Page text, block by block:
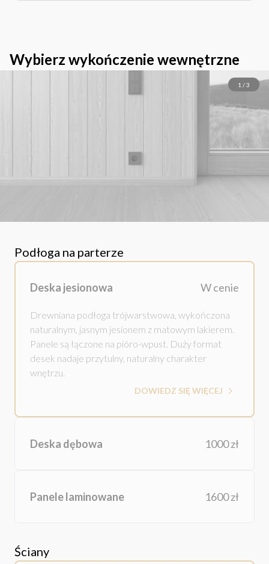
Wybierz wykończenie wewnętrzne
1 / 3
Podłoga na parterze
Deska jesionowa W cenie
Drewniana podłoga trójwarstwowa, wykończona
naturalnym, jasnym jesionem z matowym lakierem.
Panele są łączone na pióro-wpust. Duży format
desek nadaje przytulny, naturalny charakter
wnętrzu.
DOWIEDZ SIĘ WIĘCEJ
Deska dębowa 1000 zł
Panele laminowane 1600 zł
Ściany